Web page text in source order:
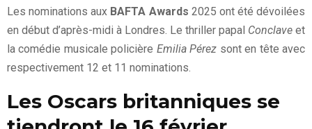
Les nominations aux BAFTA Awards 2025 ont été dévoilées
en début d’après-midi à Londres. Le thriller papal Conclave et
la comédie musicale policière Emilia Pérez sont en tête avec
respectivement 12 et 11 nominations.
Les Oscars britanniques se